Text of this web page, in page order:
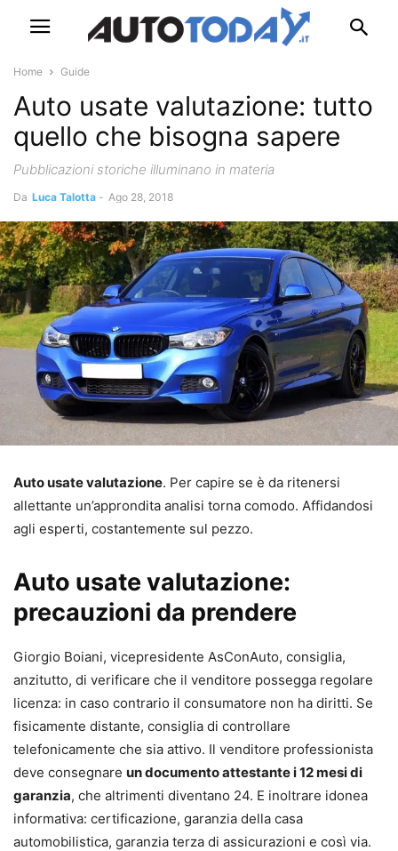
Home Guide
Auto usate valutazione: tutto
quello che bisogna sapere
Pubblicazioni storiche illuminano in materia
Da Luca Talotta - Ago 28, 2018
Auto usate valutazione. Per capire se è da ritenersi
allettante un’approndita analisi torna comodo. Affidandosi
agli esperti, costantemente sul pezzo.
Auto usate valutazione:
precauzioni da prendere
Giorgio Boiani, vicepresidente AsConAuto, consiglia,
anzitutto, di verificare che il venditore possegga regolare
licenza: in caso contrario il consumatore non ha diritti. Se
fisicamente distante, consiglia di controllare
telefonicamente che sia attivo. Il venditore professionista
deve consegnare un documento attestante i 12 mesi di
garanzia, che altrimenti diventano 24. E inoltrare idonea
informativa: certificazione, garanzia della casa
automobilistica, garanzia terza di assicurazioni e così via.